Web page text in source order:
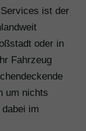
ist der
oder in
Fahrzeug
um nichts
im